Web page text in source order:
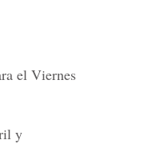
el Viernes
y